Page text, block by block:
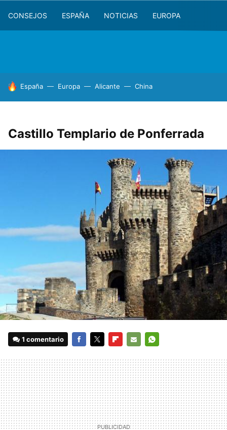
CONSEJOS ESPAÑA NOTICIAS EUROPA
HOY SE HABLA DE
España Europa Alicante China
Castillo Templario de Ponferrada
1 comentario
MAIL